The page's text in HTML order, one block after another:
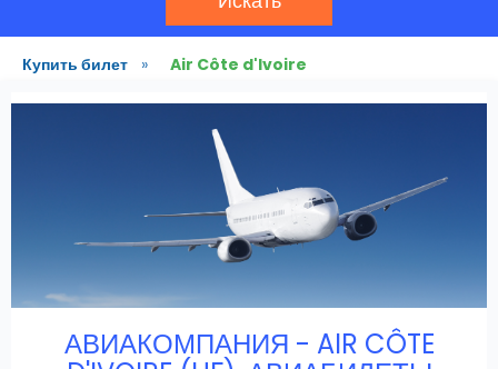
Купить билет » Air Côte d'Ivoire
АВИАКОМПАНИЯ - AIR CÔTE